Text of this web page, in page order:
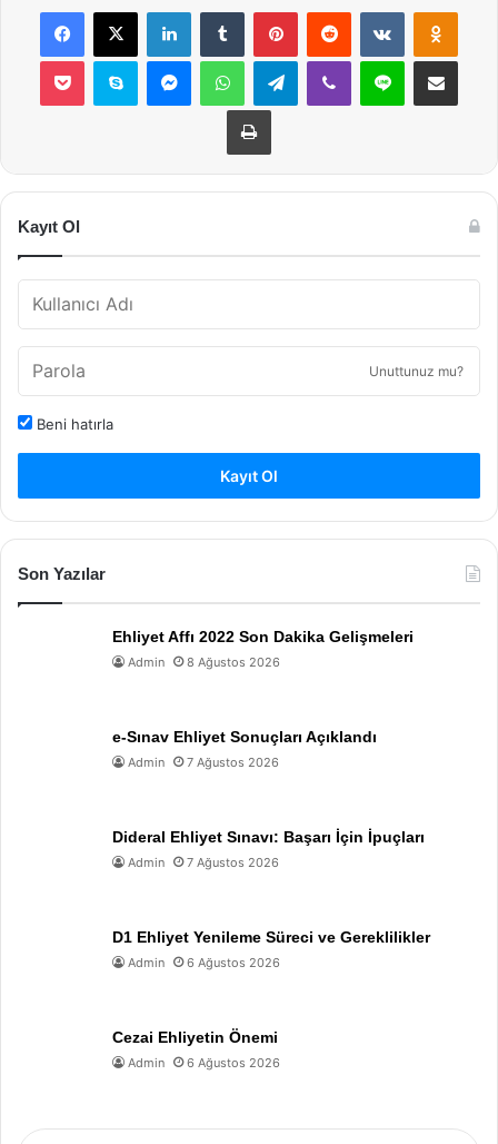
Facebook
X LinkedInTumblr PinterestReddit VKontakte
Pocket Skype MessengerWhatsAppTelegramViber Line E-Posta ile
Yazdır
Kayıt Ol
Unuttunuz mu?
Beni hatırla
Kayıt Ol
Son Yazılar
Ehliyet Affı 2022 Son Dakika Gelişmeleri
Admin 8 Ağustos 2026
e-Sınav Ehliyet Sonuçları Açıklandı
Admin 7 Ağustos 2026
Dideral Ehliyet Sınavı: Başarı İçin İpuçları
Admin 7 Ağustos 2026
D1 Ehliyet Yenileme Süreci ve Gereklilikler
Admin 6 Ağustos 2026
Cezai Ehliyetin Önemi
Admin 6 Ağustos 2026